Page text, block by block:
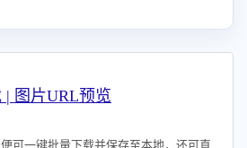
| 图片URL预览
可一键批量下载并保存至本地，还可直